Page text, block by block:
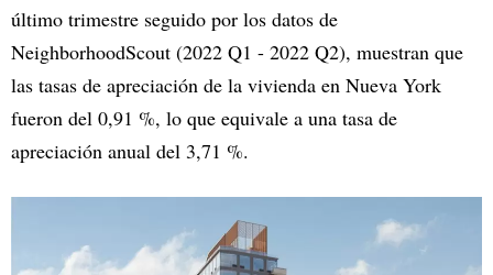
último trimestre seguido por los datos de
NeighborhoodScout (2022 Q1 - 2022 Q2), muestran que
las tasas de apreciación de la vivienda en Nueva York
fueron del 0,91 %, lo que equivale a una tasa de
apreciación anual del 3,71 %.